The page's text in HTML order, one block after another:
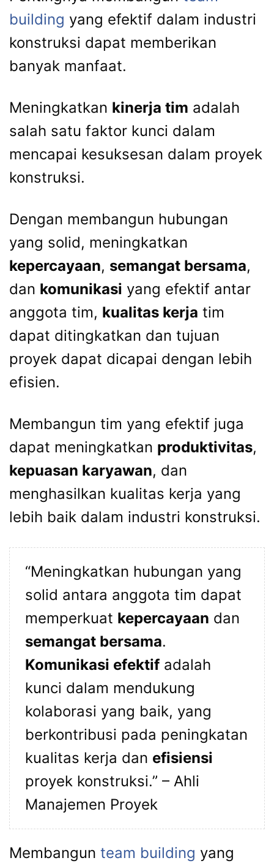
building yang efektif dalam industri
konstruksi dapat memberikan
banyak manfaat.
Meningkatkan kinerja tim adalah
salah satu faktor kunci dalam
mencapai kesuksesan dalam proyek
konstruksi.
Dengan membangun hubungan
yang solid, meningkatkan
kepercayaan, semangat bersama,
dan komunikasi yang efektif antar
anggota tim, kualitas kerja tim
dapat ditingkatkan dan tujuan
proyek dapat dicapai dengan lebih
efisien.
Membangun tim yang efektif juga
dapat meningkatkan produktivitas,
kepuasan karyawan, dan
menghasilkan kualitas kerja yang
lebih baik dalam industri konstruksi.
“Meningkatkan hubungan yang
solid antara anggota tim dapat
memperkuat kepercayaan dan
semangat bersama.
Komunikasi efektif adalah
kunci dalam mendukung
kolaborasi yang baik, yang
berkontribusi pada peningkatan
kualitas kerja dan efisiensi
proyek konstruksi.” – Ahli
Manajemen Proyek
Membangun team building yang